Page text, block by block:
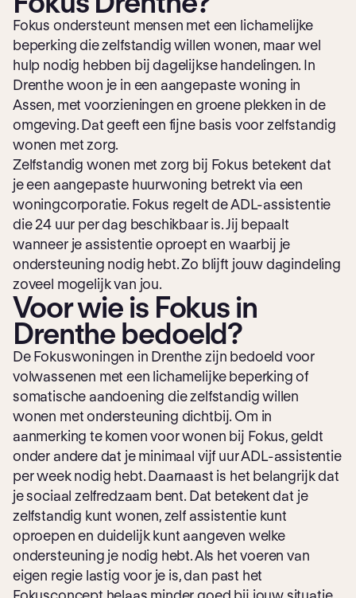
Fokus ondersteunt mensen met een lichamelijke
beperking die zelfstandig willen wonen, maar wel
hulp nodig hebben bij dagelijkse handelingen. In
Drenthe woon je in een aangepaste woning in
Assen, met voorzieningen en groene plekken in de
omgeving. Dat geeft een fijne basis voor zelfstandig
wonen met zorg.
Zelfstandig wonen met zorg bij Fokus betekent dat
je een aangepaste huurwoning betrekt via een
woningcorporatie. Fokus regelt de ADL-assistentie
die 24 uur per dag beschikbaar is. Jij bepaalt
wanneer je assistentie oproept en waarbij je
ondersteuning nodig hebt. Zo blijft jouw dagindeling
zoveel mogelijk van jou.
Voor wie is Fokus in
Drenthe bedoeld?
De Fokuswoningen in Drenthe zijn bedoeld voor
volwassenen met een lichamelijke beperking of
somatische aandoening die zelfstandig willen
wonen met ondersteuning dichtbij. Om in
aanmerking te komen voor wonen bij Fokus, geldt
onder andere dat je minimaal vijf uur ADL-assistentie
per week nodig hebt. Daarnaast is het belangrijk dat
je sociaal zelfredzaam bent. Dat betekent dat je
zelfstandig kunt wonen, zelf assistentie kunt
oproepen en duidelijk kunt aangeven welke
ondersteuning je nodig hebt. Als het voeren van
eigen regie lastig voor je is, dan past het